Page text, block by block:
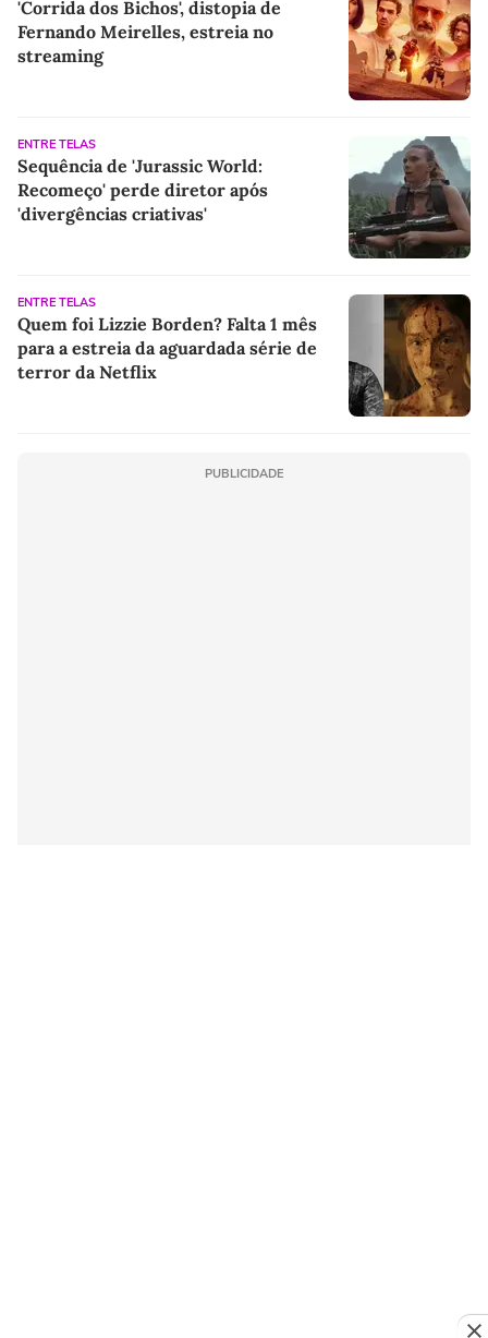
'Corrida dos Bichos', distopia de
Fernando Meirelles, estreia no
streaming
ENTRE TELAS
Sequência de 'Jurassic World:
Recomeço' perde diretor após
'divergências criativas'
ENTRE TELAS
Quem foi Lizzie Borden? Falta 1 mês
para a estreia da aguardada série de
terror da Netflix
PUBLICIDADE